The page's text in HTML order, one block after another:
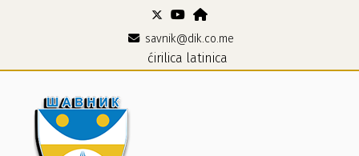
savnik@dik.co.me
ćirilica latinica